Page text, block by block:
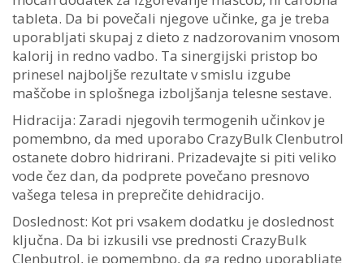
tableta. Da bi povečali njegove učinke, ga je treba
uporabljati skupaj z dieto z nadzorovanim vnosom
kalorij in redno vadbo. Ta sinergijski pristop bo
prinesel najboljše rezultate v smislu izgube
maščobe in splošnega izboljšanja telesne sestave.
Hidracija: Zaradi njegovih termogenih učinkov je
pomembno, da med uporabo CrazyBulk Clenbutrol
ostanete dobro hidrirani. Prizadevajte si piti veliko
vode čez dan, da podprete povečano presnovo
vašega telesa in preprečite dehidracijo.
Doslednost: Kot pri vsakem dodatku je doslednost
ključna. Da bi izkusili vse prednosti CrazyBulk
Clenbutrol, je pomembno, da ga redno uporabljate